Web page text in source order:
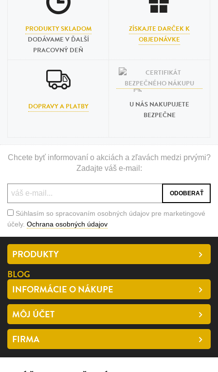
PRODUKTY SKLADOM
DODÁVAME V ĎALŠÍ
PRACOVNÝ DEŇ
ZÍSKAJTE DARČEK K
OBJEDNÁVKE
DOPRAVY A PLATBY
U NÁS NAKUPUJETE
BEZPEČNE
Chcete byť informovaní o akciách a zľavách medzi prvými?
Zadajte váš e-mail:
Súhlasím so spracovaním osobných údajov pre marketingové
účely. Ochrana osobných údajov
PRODUKTY
BLOG
INFORMÁCIE O NÁKUPE
MÔJ ÚČET
FIRMA